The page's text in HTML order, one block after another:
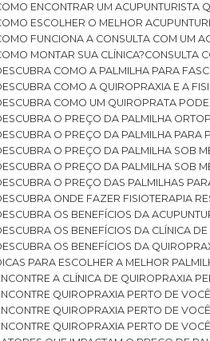
COMO ENCONTRAR UM ACUPUNTURISTA
COMO ESCOLHER O MELHOR
COMO FUNCIONA A CONSULTA COM UM
COMO MONTAR SUA CLÍNICA?
CONSULTA
DESCUBRA COMO A PALMILHA PARA
DESCUBRA COMO A QUIROPRAXIA E A
DESCUBRA COMO UM QUIROPRATA
DESCUBRA O PREÇO DA PALMILHA
DESCUBRA O PREÇO DA PALMILHA
DESCUBRA O PREÇO DA PALMILHA SOB
DESCUBRA O PREÇO DA PALMILHA SOB
DESCUBRA O PREÇO DAS PALMILHAS
DESCUBRA ONDE FAZER FISIOTERAPIA
DESCUBRA OS BENEFÍCIOS DA
DESCUBRA OS BENEFÍCIOS DA CLÍNICA
DESCUBRA OS BENEFÍCIOS DA
DICAS PARA ESCOLHER A MELHOR
ENCONTRE A CLÍNICA DE QUIROPRAXIA
ENCONTRE QUIROPRAXIA PERTO DE VOCÊ
ENCONTRE QUIROPRAXIA PERTO DE
ENCONTRE QUIROPRAXIA PERTO DE